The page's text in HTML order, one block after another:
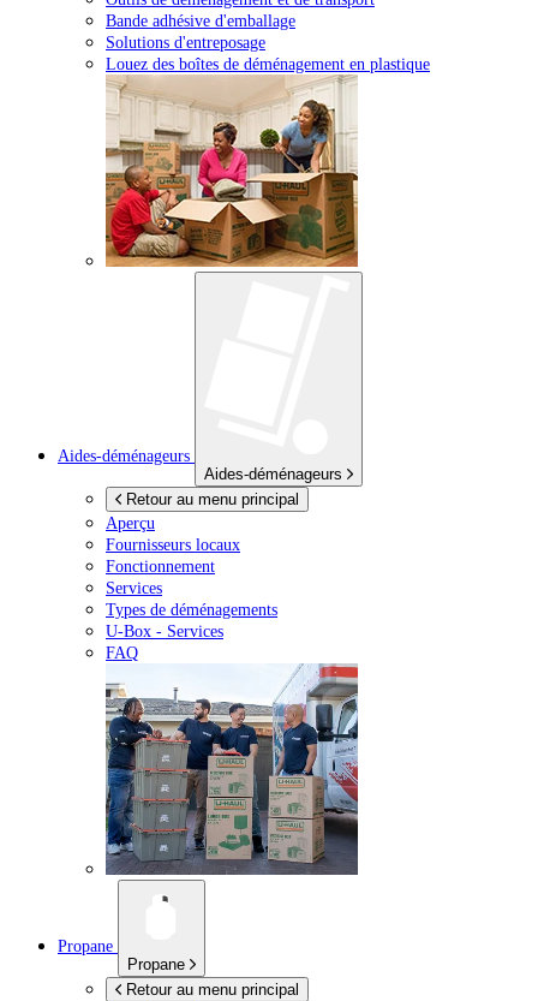
Bande adhésive d'emballage
Solutions d'entreposage
Louez des boîtes de déménagement en plastique
Aides-déménageurs
Aides-déménageurs
Retour au menu principal
Aperçu
Fournisseurs locaux
Fonctionnement
Services
Types de déménagements
U-Box - Services
FAQ
Propane
Propane
Retour au menu principal